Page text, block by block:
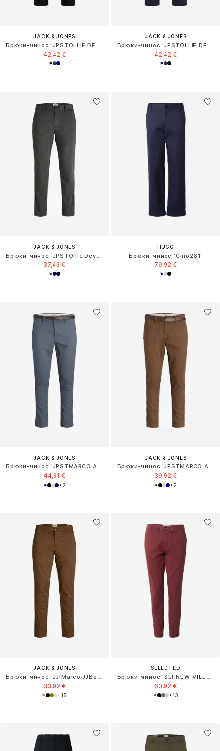
JACK & JONES
Брюки-чинос 'JPSTOLLIE DEVON'
42,42 €
JACK & JONES
Брюки-чинос 'JPSTOLLIE DEVON'
42,42 €
JACK & JONES
Брюки-чинос 'JPSTOllie Devon'
37,43 €
HUGO
Брюки-чинос 'Cino261'
79,92 €
JACK & JONES
44,91 €
+2
JACK & JONES
39,92 €
+2
JACK & JONES
Брюки-чинос 'JJIMarco JJBowie'
33,92 €
+15
SELECTED
Брюки-чинос 'SLHNEW MILES FLEX'
63,92 €
+13